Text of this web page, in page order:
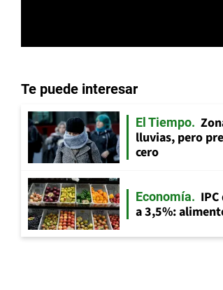
Te puede interesar
El Tiempo
lluvias, pero
cero
Economía
a 3,5%: